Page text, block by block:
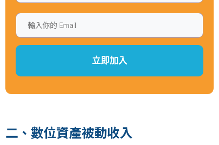
立即加入
二、數位資產被動收入